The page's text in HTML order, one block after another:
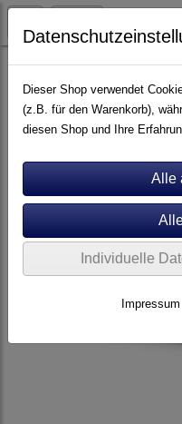
Artikel nach Marken P - Z
Dieser Shop verwendet
(z.B. für den Warenkorb),
diesen Shop und Ihre
Individuelle
Impressum